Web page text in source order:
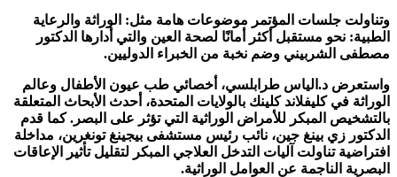
وتناولت جلسات المؤتمر موضوعات هامة مثل: الوراثة والرعاية
الطبية: نحو مستقبل أكثر أمانًا لصحة العين والتي أدارها الدكتور
مصطفى الشربيني وضم نخبة من الخبراء الدوليين.
واستعرض د.الياس طرابلسي، أخصائي طب عيون الأطفال وعالم
الوراثة في كليفلاند كلينك بالولايات المتحدة، أحدث الأبحاث المتعلقة
بالتشخيص المبكر للأمراض الوراثية التي تؤثر على البصر. كما قدم
الدكتور زي بينغ جين، نائب رئيس مستشفى بيجينغ تونغرين، مداخلة
افتراضية تناولت آليات التدخل العلاجي المبكر لتقليل تأثير الإعاقات
البصرية الناجمة عن العوامل الوراثية.